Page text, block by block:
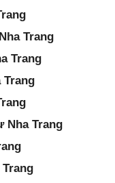
Trang
Trang
Trang
Nha Trang